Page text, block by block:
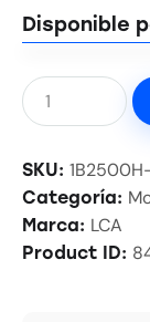
Disponible
SKU:
Categoría:
Marca: LCA
Product ID: